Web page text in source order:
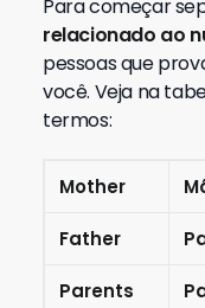
Para começar
relacionado ao
pessoas que
você. Veja na
termos:
Mother
Father
Parents